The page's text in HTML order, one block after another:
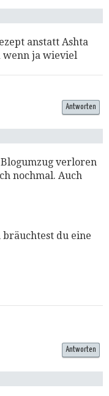
anstatt Ashta
wenn ja wieviel
verloren
nochmal. Auch
du eine
Antworten
Antworten